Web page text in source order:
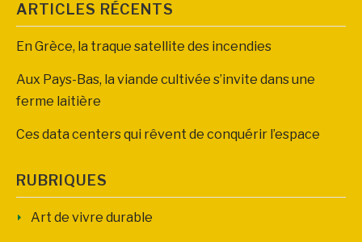
ARTICLES RÉCENTS
En Grèce, la traque satellite des incendies
Aux Pays-Bas, la viande cultivée s’invite dans une
ferme laitière
Ces data centers qui rêvent de conquérir l’espace
RUBRIQUES
Art de vivre durable